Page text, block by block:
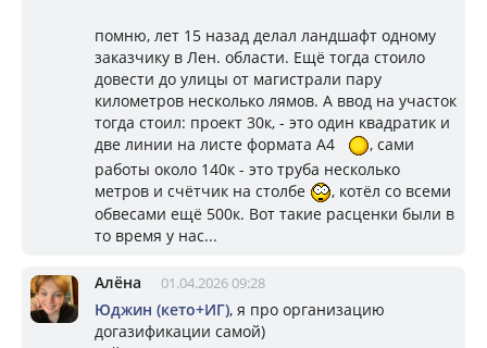
помню, лет 15 назад делал ландшафт одному
заказчику в Лен. области. Ещё тогда стоило
довести до улицы от магистрали пару
километров несколько лямов. А ввод на участок
тогда стоил: проект 30к, - это один квадратик и
две линии на листе формата А4
, сами
работы около 140к - это труба несколько
метров и счётчик на столбе
, котёл со всеми
обвесами ещё 500к. Вот такие расценки были в
то время у нас...
Алёна 01.04.2026 09:28
Юджин (кето+ИГ), я про организацию
догазификации самой)